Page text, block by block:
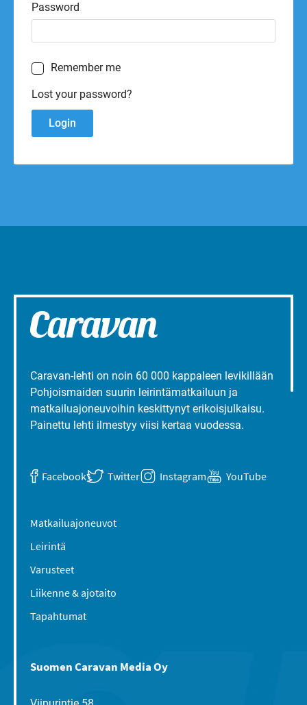
Password
Remember me
Lost your password?
Caravan-lehti on noin 60 000 kappaleen levikillään
Pohjoismaiden suurin leirintämatkailuun ja
matkailuajoneuvoihin keskittynyt erikoisjulkaisu.
Painettu lehti ilmestyy viisi kertaa vuodessa.
Facebook Twitter Instagram YouTube
Matkailuajoneuvot
Leirintä
Varusteet
Liikenne & ajotaito
Tapahtumat
Suomen Caravan Media Oy